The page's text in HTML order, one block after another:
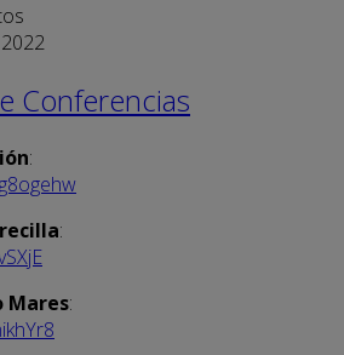
Conferencias
:
:
Mares: